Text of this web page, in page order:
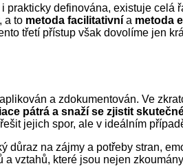
definována, existuje
a to metoda facilitativní a metoda
třetí přístup však dovolíme jen
a zdokumentován. Ve
pátrá a snaží se zjistit
jejich spor, ale v ideálním
důraz na zájmy a potřeby stran,
vztahů, které jsou nejen